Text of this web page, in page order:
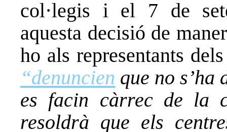
col·legis i el 7 de
aquesta decisió de
ho als representants
“denuncien que no
es facin càrrec de la
resoldrà que els